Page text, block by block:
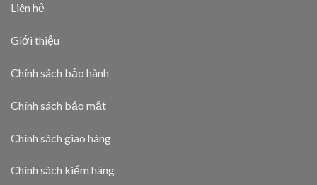
Liên hệ
Giới thiệu
Chính sách bảo hành
Chính sách bảo mật
Chính sách giao hàng
Chính sách kiểm hàng